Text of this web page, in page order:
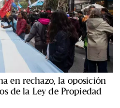
en rechazo, la oposición
de la Ley de Propiedad